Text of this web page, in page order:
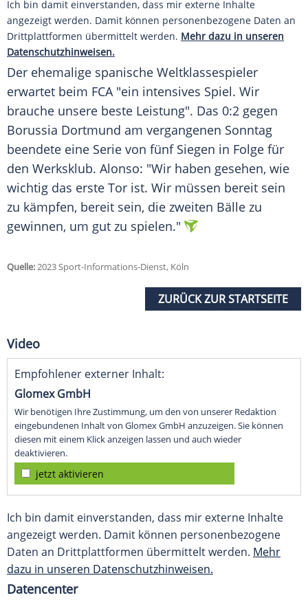
Ich bin damit einverstanden, dass mir externe Inhalte
angezeigt werden. Damit können personenbezogene Daten an
Drittplattformen übermittelt werden. Mehr dazu in unseren
Datenschutzhinweisen.
Der ehemalige spanische Weltklassespieler
erwartet beim FCA "ein intensives Spiel. Wir
brauche unsere beste Leistung". Das 0:2 gegen
Borussia Dortmund am vergangenen Sonntag
beendete eine Serie von fünf Siegen in Folge für
den Werksklub. Alonso: "Wir haben gesehen, wie
wichtig das erste Tor ist. Wir müssen bereit sein
zu kämpfen, bereit sein, die zweiten Bälle zu
gewinnen, um gut zu spielen."
Quelle:2023 Sport-Informations-Dienst, Köln
ZURÜCK ZUR STARTSEITE
Video
Empfohlener externer Inhalt:
Glomex GmbH
Wir benötigen Ihre Zustimmung, um den von unserer Redaktion
eingebundenen Inhalt von Glomex GmbH anzuzeigen. Sie können
diesen mit einem Klick anzeigen lassen und auch wieder
deaktivieren.
jetzt aktivieren
Ich bin damit einverstanden, dass mir externe Inhalte
angezeigt werden. Damit können personenbezogene
Daten an Drittplattformen übermittelt werden. Mehr
dazu in unseren Datenschutzhinweisen.
Datencenter